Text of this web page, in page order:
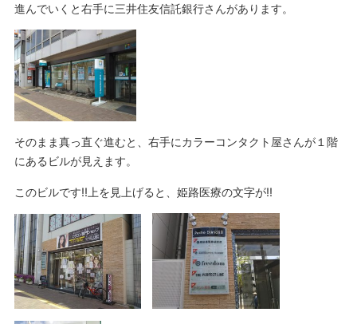
進んでいくと右手に三井住友信託銀行さんがあります。
そのまま真っ直ぐ進むと、右手にカラーコンタクト屋さんが１階
にあるビルが見えます。
このビルです!!上を見上げると、姫路医療の文字が!!